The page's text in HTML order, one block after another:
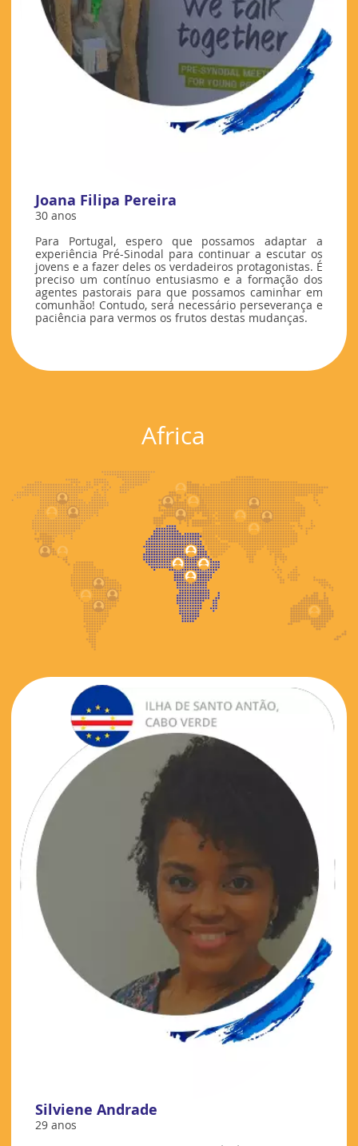
Joana Filipa Pereira
30 anos
Para Portugal, espero que possamos adaptar a
experiência Pré-Sinodal para continuar a escutar os
jovens e a fazer deles os verdadeiros protagonistas. É
preciso um contínuo entusiasmo e a formação dos
agentes pastorais para que possamos caminhar em
comunhão! Contudo, será necessário perseverança e
paciência para vermos os frutos destas mudanças.
Africa
Silviene Andrade
29 anos